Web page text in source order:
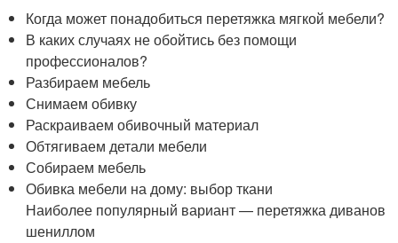
Когда может понадобиться перетяжка мягкой мебели?
В каких случаях не обойтись без помощи
профессионалов?
Разбираем мебель
Снимаем обивку
Раскраиваем обивочный материал
Обтягиваем детали мебели
Собираем мебель
Обивка мебели на дому: выбор ткани
Наиболее популярный вариант — перетяжка диванов
шениллом